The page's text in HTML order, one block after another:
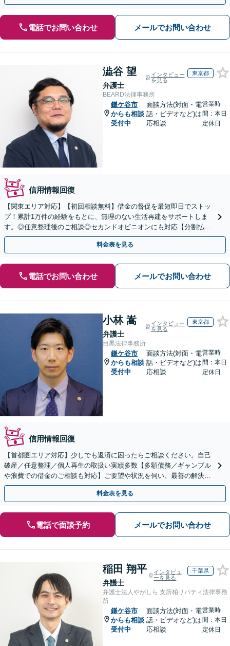
電話でお問い合わせ メールでお問い合わせ
澁谷 望
弁護士
インタビュー
を見る
東京都
BEARD法律事務所
鎌ケ谷市
からも相談
受付中
面談方法(対面・電
話・ビデオなど)は
応相談
営業時
間：本日
定休日
信用情報回復
【関東エリア対応】【初回相談無料】借金の督促を最短即日でストッ
プ！累計1万件の経験をもとに、無理のない生活再建をサポートしま
す。◎任意整理後のご相談◎セカンドオピニオンにも対応【分割払い
可】【完全個室】
料金表を見る
電話でお問い合わせ メールでお問い合わせ
小林 嵩
弁護士
インタビュー
を見る
東京都
目黒法律事務所
鎌ケ谷市
からも相談
受付中
面談方法(対面・電
話・ビデオなど)は
応相談
営業時
間：本日
定休日
信用情報回復
【首都圏エリア対応】少しでも返済に困ったらご相談ください。自己
破産／任意整理／個人再生の取扱い実績多数【多額債務／ギャンブル
や浪費での借金のご相談も対応】ご要望や状況を伺い、最善の解決を
目指します
料金表を見る
電話で面談予約 メールでお問い合わせ
稲田 翔平
弁護士
インタビュ
ーを見る
千葉県
弁護士法人やがしら 支所柏リバティ法律事務
所
鎌ケ谷市
からも相談
受付中
面談方法(対面・電
話・ビデオなど)は
応相談
営業時
間：本日
定休日